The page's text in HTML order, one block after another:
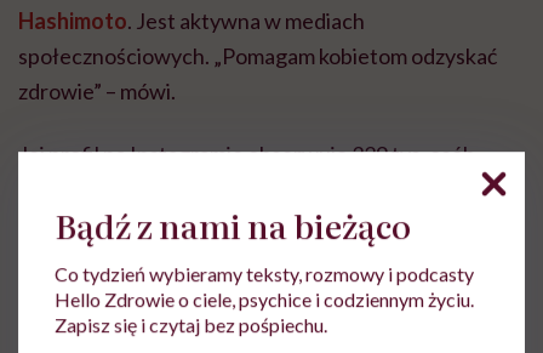
Hashimoto. Jest aktywna w mediach
społecznościowych. „Pomagam kobietom odzyskać
zdrowie” – mówi.
Jej profil na Instagramie obserwuje 329 tys. osób.
Do wyświetlenia tego materiału z zewnętrznego
Bądź z nami na bieżąco
Co tydzień wybieramy teksty, rozmowy i podcasty
Hello Zdrowie o ciele, psychice i codziennym życiu.
Zapisz się i czytaj bez pośpiechu.